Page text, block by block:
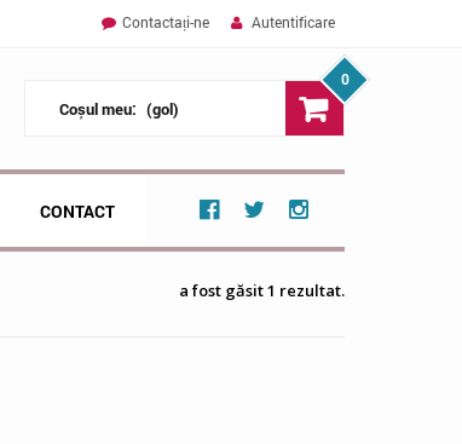
Autentificare
Contactați-ne
Coșul meu:
0
(gol)
CONTACT
a fost găsit 1 rezultat.